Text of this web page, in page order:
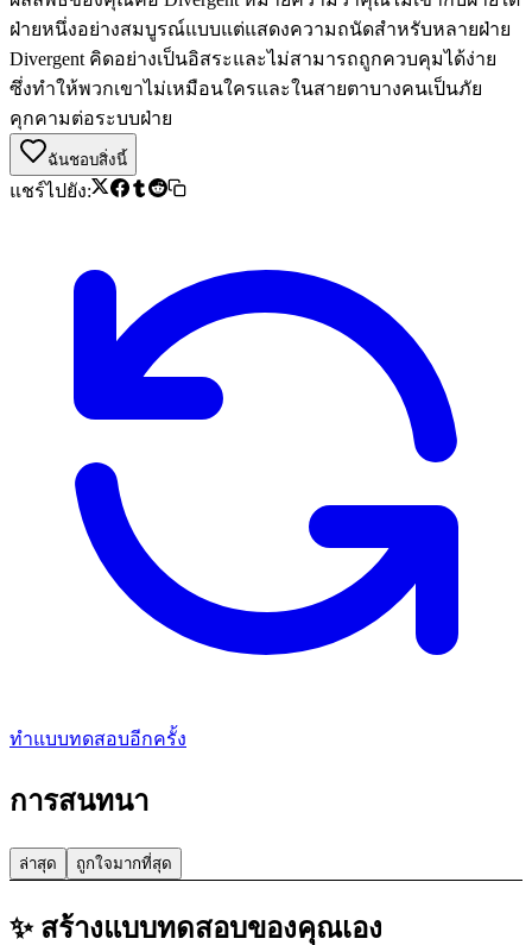
ฝ่ายหนึ่งอย่างสมบูรณ์แบบแต่แสดงความถนัดสำหรับหลายฝ่าย
Divergent คิดอย่างเป็นอิสระและไม่สามารถถูกควบคุมได้ง่าย
ซึ่งทำให้พวกเขาไม่เหมือนใครและในสายตาบางคนเป็นภัย
คุกคามต่อระบบฝ่าย
ฉันชอบสิ่งนี้
แชร์ไปยัง:
ทำแบบทดสอบอีกครั้ง
การสนทนา
ล่าสุด ถูกใจมากที่สุด
✨ สร้างแบบทดสอบของคุณเอง